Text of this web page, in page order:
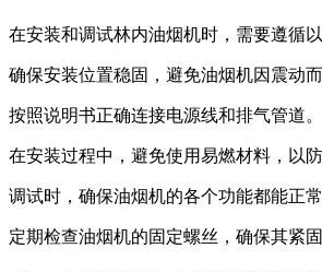
在安装和调试林内油烟机时，需要遵循
确保安装位置稳固，避免油烟机因震动而
按照说明书正确连接电源线和排气管道。
在安装过程中，避免使用易燃材料，以防
调试时，确保油烟机的各个功能都能正常
定期检查油烟机的固定螺丝，确保其紧固